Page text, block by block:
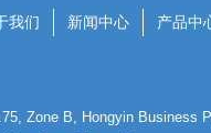
我们 新闻中心 产品中
Zone B, Hongyin Business